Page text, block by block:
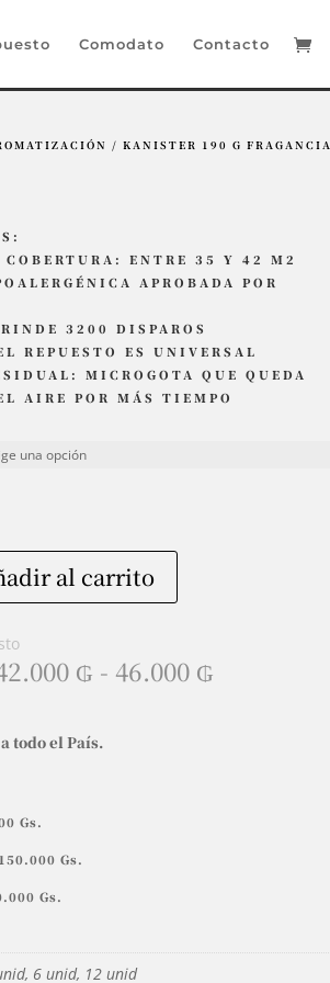
Comodato Contacto
/ KANISTER 190 G FRAGANCIA
ENTRE 35 Y 42 M2
APROBADA POR
3200 DISPAROS
REPUESTO ES UNIVERSAL
MICROGOTA QUE QUEDA
AIRE POR MÁS TIEMPO
al carrito
₲ - 46.000 ₲
todo el País.
Gs.
Gs.
Gs.
6 unid, 12 unid